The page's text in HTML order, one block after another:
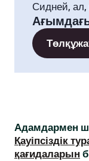
Сидней, ал,
Адамдармен
Қауіпсіздік
қағидаларын